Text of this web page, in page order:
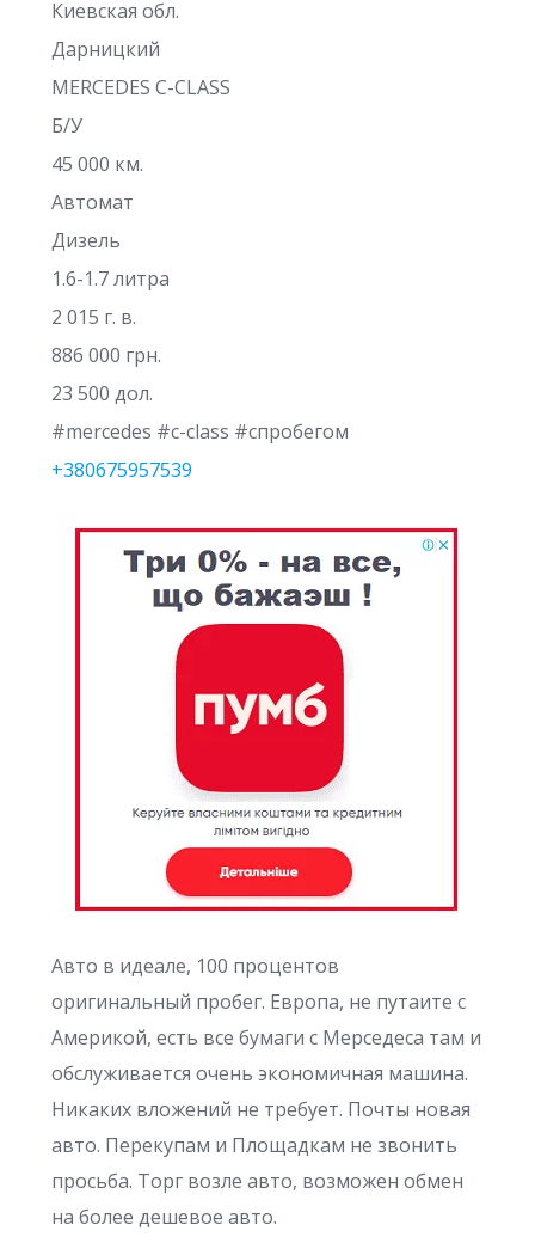
Киевская обл.
Дарницкий
MERCEDES C-CLASS
Б/У
45 000 км.
Автомат
Дизель
1.6-1.7 литра
2 015 г. в.
886 000 грн.
23 500 дол.
#mercedes #c-class #спробегом
+380675957539
Авто в идеале, 100 процентов
оригинальный пробег. Европа, не путаите с
Америкой, есть все бумаги с Мерседеса там и
обслуживается очень экономичная машина.
Никаких вложений не требует. Почты новая
авто. Перекупам и Площадкам не звонить
просьба. Торг возле авто, возможен обмен
на более дешевое авто.